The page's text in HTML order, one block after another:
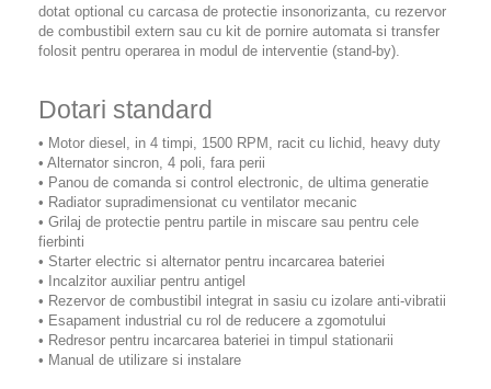
dotat optional cu carcasa de protectie insonorizanta, cu rezervor
de combustibil extern sau cu kit de pornire automata si transfer
folosit pentru operarea in modul de interventie (stand-by).
Dotari standard
• Motor diesel, in 4 timpi, 1500 RPM, racit cu lichid, heavy duty
• Alternator sincron, 4 poli, fara perii
• Panou de comanda si control electronic, de ultima generatie
• Radiator supradimensionat cu ventilator mecanic
• Grilaj de protectie pentru partile in miscare sau pentru cele
fierbinti
• Starter electric si alternator pentru incarcarea bateriei
• Incalzitor auxiliar pentru antigel
• Rezervor de combustibil integrat in sasiu cu izolare anti-vibratii
• Esapament industrial cu rol de reducere a zgomotului
• Redresor pentru incarcarea bateriei in timpul stationarii
• Manual de utilizare si instalare